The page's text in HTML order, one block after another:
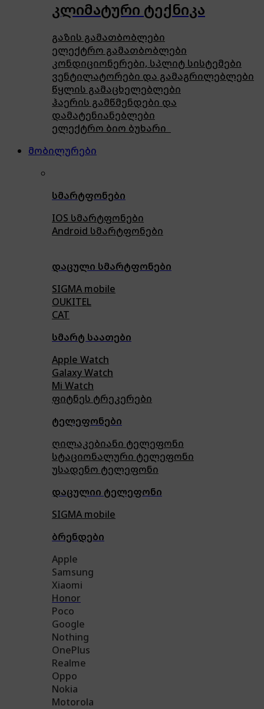
კლიმატური ტექნიკა
გაზის გამათბობლები
ელექტრო გამათბობლები
კონდიციონერები, სპლიტ სისტემები
ვენტილატორები და გამაგრილებლები
წყლის გამაცხელებლები
ჰაერის გამწმენდები და
დამატენიანებლები
ელექტრო ბიო ბუხარი
მობილურები
სმარტფონები
IOS სმარტფონები
Android სმარტფონები
დაცული სმარტფონები
SIGMA mobile
OUKITEL
CAT
სმარტ საათები
Apple Watch
Galaxy Watch
Mi Watch
ფიტნეს ტრეკერები
ტელეფონები
ღილაკებიანი ტელეფონი
სტაციონალური ტელეფონი
უსადენო ტელეფონი
დაცულიი ტელეფონი
SIGMA mobile
ბრენდები
Apple
Samsung
Xiaomi
Honor
Poco
Google
Nothing
OnePlus
Realme
Oppo
Nokia
Motorola